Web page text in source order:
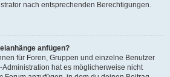
nach entsprechenden Berechtigungen.
anfügen?
für Foren, Gruppen und einzelne Benutzer
hat es möglicherweise nicht